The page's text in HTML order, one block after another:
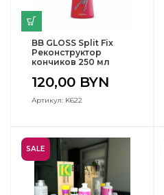
BB GLOSS Split Fix
Реконструктор
кончиков 250 мл
120,00 BYN
Артикул: K622
SALE